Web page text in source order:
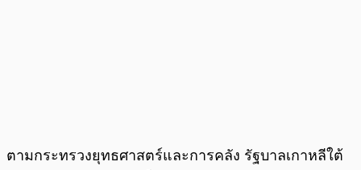
ตามกระทรวงยุทธศาสตร์และการคลัง รัฐบาลเกาหลีใต้